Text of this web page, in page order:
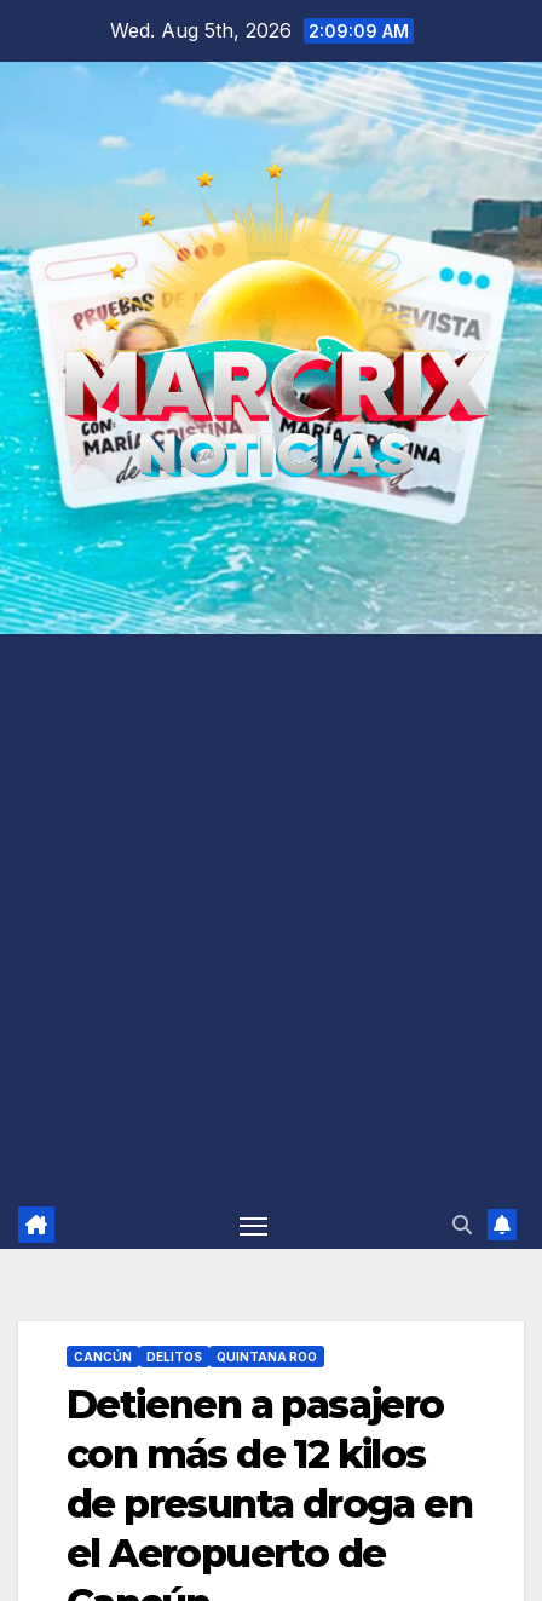
Wed. Aug 5th, 2026 2:09:10 AM
CANCÚN DELITOS QUINTANA ROO
Detienen a pasajero
con más de 12 kilos
de presunta droga en
el Aeropuerto de